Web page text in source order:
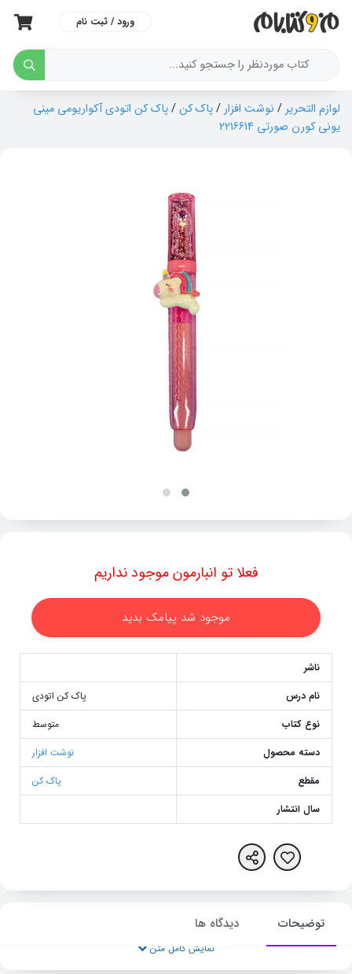
ورود / ثبت نام
لوازم التحریر/ نوشت افزار/پاک کن/پاک کن اتودی آکواریومی مینی
یونی کورن صورتی 2216614
فعلا تو انبارمون موجود نداریم
موجود شد پیامک بدید
ناشر
نام درس
پاک کن اتودی
نوع کتاب
متوسط
دسته محصول
نوشت افزار
مقطع
پاک کن
سال انتشار
توضیحات دیدگاه ها
نمایش کامل متن